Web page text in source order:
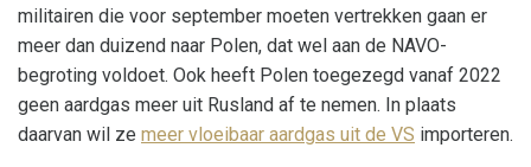
militairen die voor september moeten vertrekken gaan er
meer dan duizend naar Polen, dat wel aan de NAVO-
begroting voldoet. Ook heeft Polen toegezegd vanaf 2022
geen aardgas meer uit Rusland af te nemen. In plaats
daarvan wil ze meer vloeibaar aardgas uit de VS importeren.